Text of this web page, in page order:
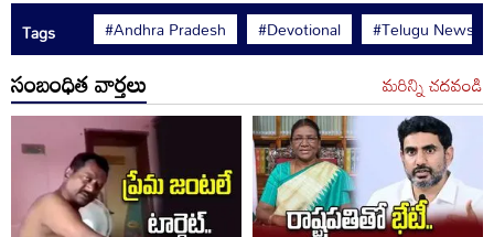
Tags #Andhra Pradesh #Devotional #Telugu News
సంబంధిత వార్తలు మరిన్ని చదవండి